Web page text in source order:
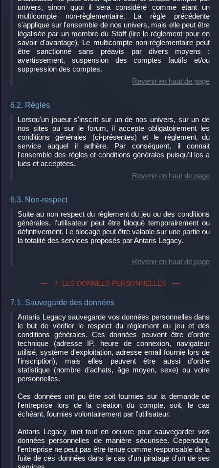
univers, sinon quoi il sera considéré comme étant un
multicompte non-règlementaire. La règle précédente
s'applique sur l'ensemble de nos univers, mais elle peut être
légalisée par un membre du Staff (lire le règlement pour en
savoir d'avantage). Le multicompte non-règlementaire peut
être sanctionné sans préavis par divers moyens :
avertissement, suspension des comptes fautifs et/ou
suppression des comptes.
Revenir en haut de page
6.2. Règles
Lorsqu'un joueur s'inscrit sur un de nos univers, sur un de
nos sites ou sur le forum, il accepte obligatoirement les
conditions générales (ci-présentes) et le règlement du
service auquel il adhère. Par conséquent, il connait
l'ensemble des règles et conditions générales puisqu'il les a
lues et acceptées.
Revenir en haut de page
6.3. Non-respect
Suite au non respect du règlement du jeu ou des conditions
générales, l'utilisateur peut être bloqué temporairement ou
définitivement. Le blocage peut être valable sur une partie ou
la totalité des services proposés par Antaris Legacy.
Revenir en haut de page
7. LES DONNÉES PERSONNELLES
7.1. Sauvegarde des données
Antaris Legacy sauvegarde vos données personnelles dans
le but de vérifier le respect du règlement du jeu et des
conditions générales. Ces données peuvent être d'ordre
technique (adresse IP, heure de connexion, navigateur
utilisé, système d'exploitation, adresse email fournie lors de
l'inscription), mais elles peuvent être aussi d'ordre
statistique (nombre d'achats, âge moyen, sexe) ou voire
personnelles.
Ces données ont pu être soit fournies sur la demande de
l'entreprise lors de la création du compte, soit, le cas
échéant, fournies volontairement par l'utilisateur.
Antaris Legacy met tout en oeuvre pour sauvegarder vos
données personnelles de manière sécurisée. Cependant,
l'entreprise ne peut pas être tenue comme responsable de la
fuite de ces données dans le cas d'un piratage d'un de ses